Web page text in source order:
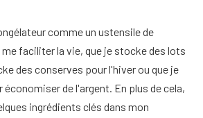
comme un ustensile de
faciliter la vie, que je stocke des lots
des conserves pour l'hiver ou que je
économiser de l'argent. En plus de cela,
ingrédients clés dans mon